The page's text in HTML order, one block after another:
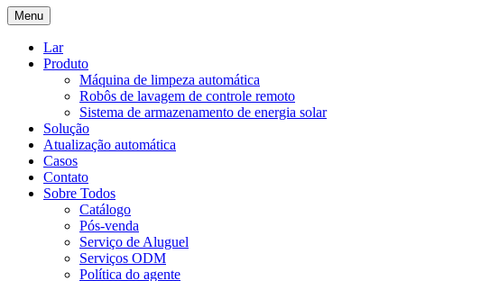
Menu
Lar
Produto
Máquina de limpeza automática
Robôs de lavagem de controle remoto
Sistema de armazenamento de energia solar
Solução​
Atualização automática
Casos
Contato
Sobre Todos
Catálogo
Pós-venda
Serviço de Aluguel
Serviços ODM
Política do agente